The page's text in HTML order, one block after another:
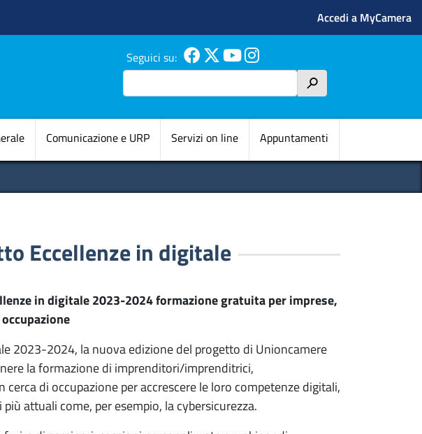
Menu
Accedi a MyCamera
Seguici su:
Cerca
h
principale
Comunicazione e URP Servizi on line Appuntamenti
Eccellenze in digitale
in digitale 2023-2024 formazione gratuita per imprese,
2023-2024, la nuova edizione del progetto di Unioncamere
la formazione di imprenditori/imprenditrici,
di occupazione per accrescere le loro competenze digitali,
attuali come, per esempio, la cybersicurezza.